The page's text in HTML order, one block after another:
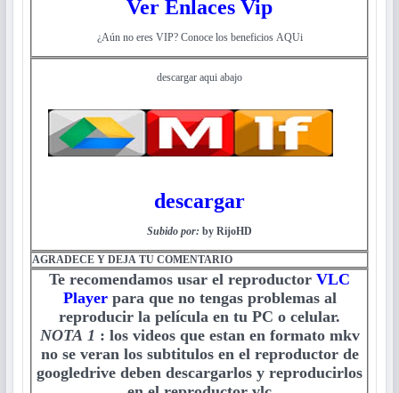
Ver Enlaces Vip
¿Aún no eres VIP? Conoce los beneficios AQUi
descargar aqui abajo
descargar
Subido por: by RijoHD
AGRADECE Y DEJA TU COMENTARIO
Te recomendamos usar el reproductor VLC
Playerpara que no tengas problemas al
reproducir la película en tu PC o celular.
NOTA 1 : los videos que estan en formato mkv
no se veran los subtitulos en el reproductor de
googledrive deben descargarlos y reproducirlos